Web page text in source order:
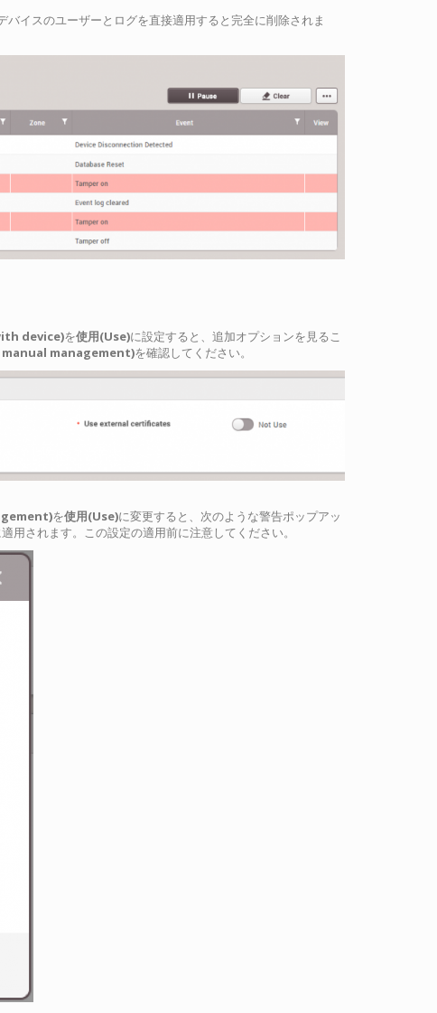
イスのユーザーとログを直接適用すると完全に削除されま
device)を使用(Use)に設定すると、追加オプションを見るこ
manual management)を確認してください。
を使用(Use)に変更すると、次のような警告ポップアッ
用されます。この設定の適用前に注意してください。